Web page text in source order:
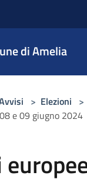
di Amelia
> Elezioni >
e 09 giugno 2024